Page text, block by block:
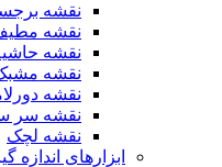
نقشه
نقشه
نقشه
نقشه
نقشه
نقشه سر
نقشه لچک
ابزارهای اندازه